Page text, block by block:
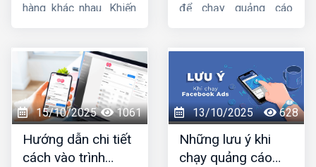
hàng khác nhau. Khiến
vì không biết nên sử
dụng ads target gì phù
hợp với sản phẩm/
dịch vụ của mình.
Trong bài chia sẻ này,
HIGsẽ hướng dẫn
cách nhắm mục tiêu
để chạy quảng cáo
facebook từ a đến
zcủaCông ty HIG
để
nắm rõ nhé !
15/10/2025 1061
Hướng dẫn chi tiết
cách vào trình
13/10/2025 628
Những lưu ý khi
chạy quảng cáo